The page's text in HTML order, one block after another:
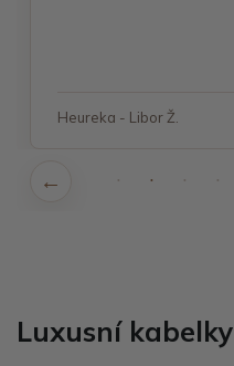
Heureka - Libor Ž.
Luxusní kabelky